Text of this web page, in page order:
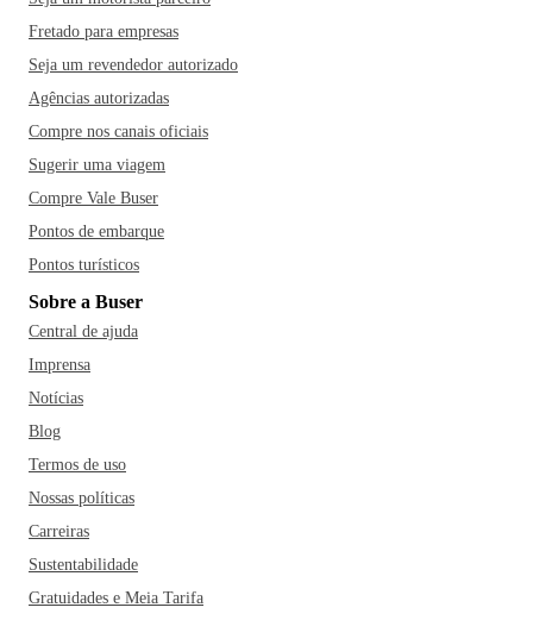
Fretado para empresas
Seja um revendedor autorizado
Agências autorizadas
Compre nos canais oficiais
Sugerir uma viagem
Compre Vale Buser
Pontos de embarque
Pontos turísticos
Sobre a Buser
Central de ajuda
Imprensa
Notícias
Blog
Termos de uso
Nossas políticas
Carreiras
Sustentabilidade
Gratuidades e Meia Tarifa